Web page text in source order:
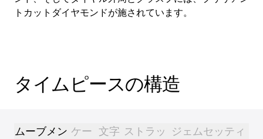
トカットダイヤモンドが施されています。
タイムピースの構造
ムーブメン ケー 文字 ストラッ ジェムセッティ